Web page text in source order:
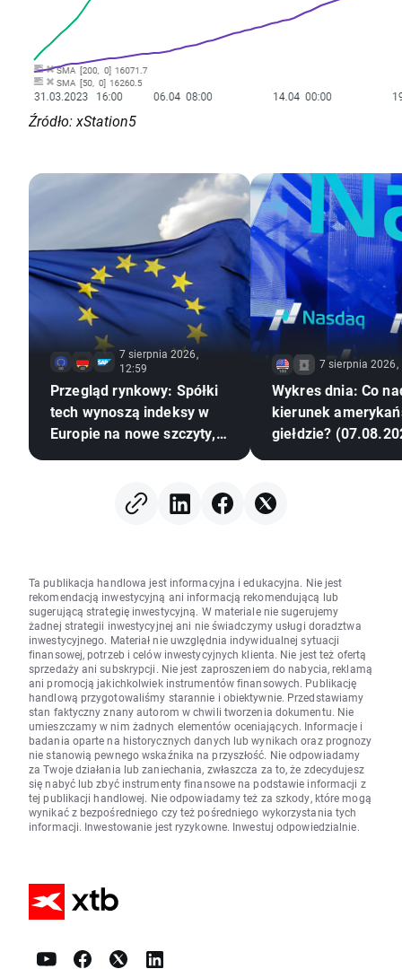
Źródło: xStation5
7 sierpnia 2026,
12:59
Przegląd rynkowy: Spółki
tech wynoszą indeksy w
Europie na nowe szczyty,
7 sierpnia 2026,
Wykres dnia: Co
kierunek
giełdzie?
Ta publikacja handlowa jest informacyjna i edukacyjna. Nie jest
rekomendacją inwestycyjną ani informacją rekomendującą lub
sugerującą strategię inwestycyjną. W materiale nie sugerujemy
żadnej strategii inwestycyjnej ani nie świadczymy usługi doradztwa
inwestycyjnego. Materiał nie uwzględnia indywidualnej sytuacji
finansowej, potrzeb i celów inwestycyjnych klienta. Nie jest też ofertą
sprzedaży ani subskrypcji. Nie jest zaproszeniem do nabycia, reklamą
ani promocją jakichkolwiek instrumentów finansowych. Publikację
handlową przygotowaliśmy starannie i obiektywnie. Przedstawiamy
stan faktyczny znany autorom w chwili tworzenia dokumentu. Nie
umieszczamy w nim żadnych elementów oceniających. Informacje i
badania oparte na historycznych danych lub wynikach oraz prognozy
nie stanowią pewnego wskaźnika na przyszłość. Nie odpowiadamy
za Twoje działania lub zaniechania, zwłaszcza za to, że zdecydujesz
się nabyć lub zbyć instrumenty finansowe na podstawie informacji z
tej publikacji handlowej. Nie odpowiadamy też za szkody, które mogą
wynikać z bezpośredniego czy też pośredniego wykorzystania tych
informacji. Inwestowanie jest ryzykowne. Inwestuj odpowiedzialnie.